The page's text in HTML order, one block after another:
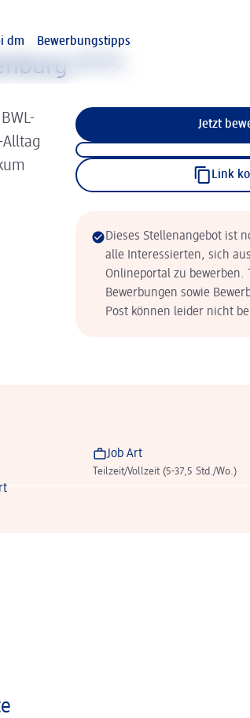
dm Bewerbungstipps
Jetzt
Link
Dieses Stellenangebot ist
alle Interessierten, sich
Onlineportal zu bewerben.
Bewerbungen sowie
Post können leider nicht
Job Art
Teilzeit/Vollzeit (5-37,5 Std./Wo.)